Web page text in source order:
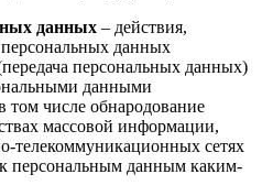
данных – действия,
данных
персональных данных)
данными
том числе обнародование
массовой информации,
телекоммуникационных сетях
персональным данным каким-